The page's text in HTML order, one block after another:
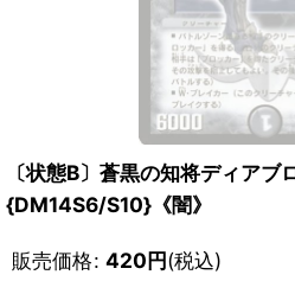
〔状態B〕蒼黒の知将ディアブ
{DM14S6/S10}《闇》
販売価格: 420円(税込)